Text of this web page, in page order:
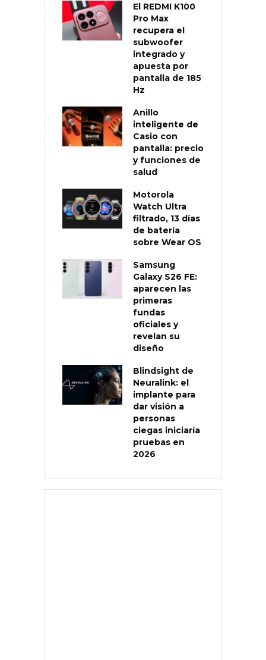
El REDMI K100
Pro Max
recupera el
subwoofer
integrado y
apuesta por
pantalla de 185
Hz
Anillo
inteligente de
Casio con
pantalla: precio
y funciones de
salud
Motorola
Watch Ultra
filtrado, 13 días
de batería
sobre Wear OS
Samsung
Galaxy S26 FE:
aparecen las
primeras
fundas
oficiales y
revelan su
diseño
Blindsight de
Neuralink: el
implante para
dar visión a
personas
ciegas iniciaría
pruebas en
2026